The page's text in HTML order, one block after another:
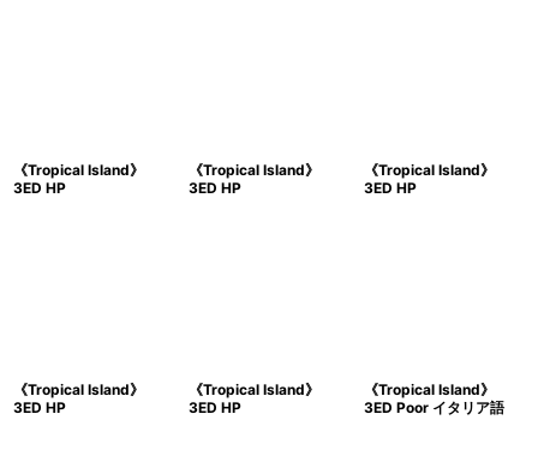
《Tropical Island》
3ED HP
《Tropical Island》
3ED HP
《Tropical Island》
3ED HP
《Tropical Island》
3ED HP
《Tropical Island》
3ED HP
《Tropical Island》
3ED Poor イタリア語